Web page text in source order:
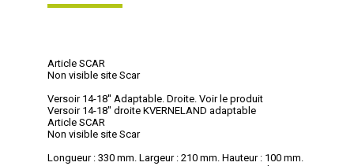
Article SCAR
Non visible site Scar
Versoir 14-18'' Adaptable. Droite. Voir le produit
Versoir 14-18" droite KVERNELAND adaptable
Article SCAR
Non visible site Scar
Longueur : 330 mm. Largeur : 210 mm. Hauteur : 100 mm.